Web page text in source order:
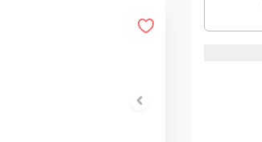
1 of 7